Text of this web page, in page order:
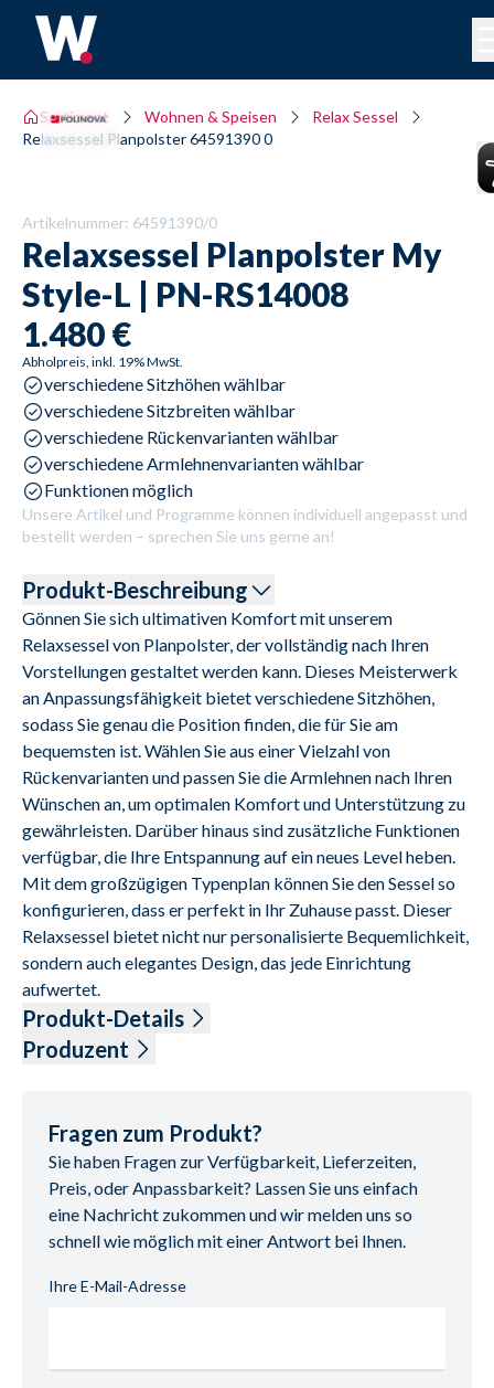
Sortiment Wohnen & Speisen
Relax Sessel
Relaxsessel Planpolster 64591390 0
Artikelnummer: 64591390/0
Relaxsessel Planpolster My
Style-L | PN-RS14008
1.480 €
Abholpreis, inkl. 19% MwSt.
verschiedene Sitzhöhen wählbar
verschiedene Sitzbreiten wählbar
verschiedene Rückenvarianten wählbar
verschiedene Armlehnenvarianten wählbar
Funktionen möglich
Unsere Artikel und Programme können individuell angepasst und
bestellt werden – sprechen Sie uns gerne an!
Produkt-Beschreibung
Gönnen Sie sich ultimativen Komfort mit unserem
Relaxsessel von Planpolster, der vollständig nach Ihren
Vorstellungen gestaltet werden kann. Dieses Meisterwerk
an Anpassungsfähigkeit bietet verschiedene Sitzhöhen,
sodass Sie genau die Position finden, die für Sie am
bequemsten ist. Wählen Sie aus einer Vielzahl von
Rückenvarianten und passen Sie die Armlehnen nach Ihren
Wünschen an, um optimalen Komfort und Unterstützung zu
gewährleisten. Darüber hinaus sind zusätzliche Funktionen
verfügbar, die Ihre Entspannung auf ein neues Level heben.
Mit dem großzügigen Typenplan können Sie den Sessel so
konfigurieren, dass er perfekt in Ihr Zuhause passt. Dieser
Relaxsessel bietet nicht nur personalisierte Bequemlichkeit,
sondern auch elegantes Design, das jede Einrichtung
aufwertet.
Produkt-Details
edelstahlfarbig, Sitzhöhe 45 cm,
ComfortLine manuell (Körperdruck), BHT ca. 80/106/88-
175 cm
Produzent
Deutschland
E-Mail-Adresse: office@polinova.de
UID (Umsatzsteuer-Identifikationsnummer): DE
261794935
Fragen zum Produkt?
Sie haben Fragen zur Verfügbarkeit, Lieferzeiten,
Preis, oder Anpassbarkeit? Lassen Sie uns einfach
eine Nachricht zukommen und wir melden uns so
schnell wie möglich mit einer Antwort bei Ihnen.
Ihre E-Mail-Adresse